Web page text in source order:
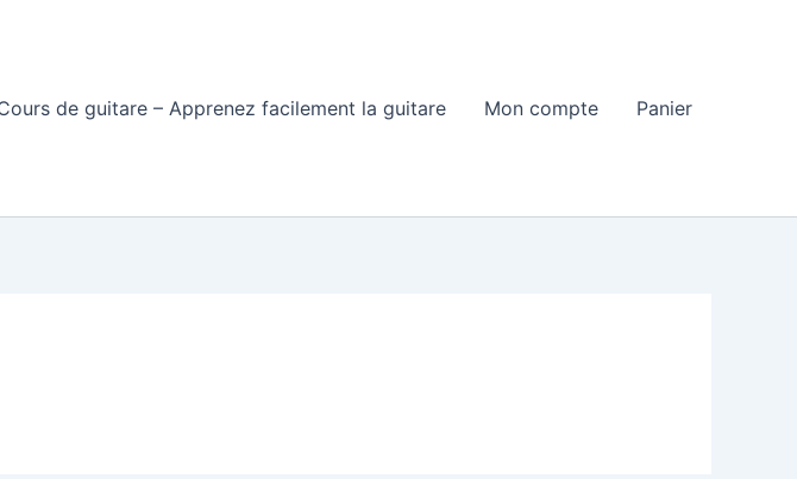
de guitare – Apprenez facilement la guitare Mon compte Panier